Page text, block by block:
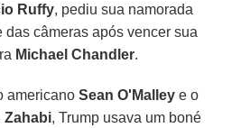
Ruffy, pediu sua namorada
das câmeras após vencer sua
Michael Chandler.
americanoSean O'Malley e o
Zahabi, Trump usava um boné